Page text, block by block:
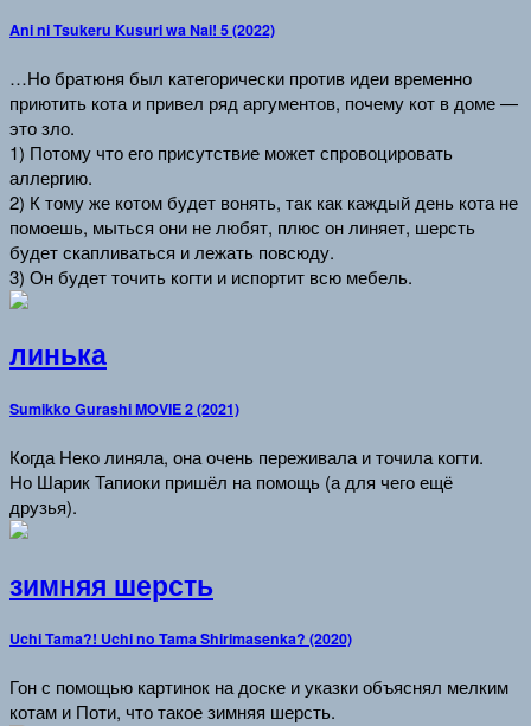
Ani ni Tsukeru Kusuri wa Nai! 5 (2022)
…Но братюня был категорически против идеи временно
приютить кота и привел ряд аргументов, почему кот в доме —
это зло.
1) Потому что его присутствие может спровоцировать
аллергию.
2) К тому же котом будет вонять, так как каждый день кота не
помоешь, мыться они не любят, плюс он линяет, шерсть
будет скапливаться и лежать повсюду.
3) Он будет точить когти и испортит всю мебель.
линька
Sumikko Gurashi MOVIE 2 (2021)
Когда Неко линяла, она очень переживала и точила когти.
Но Шарик Тапиоки пришёл на помощь (а для чего ещё
друзья).
зимняя шерсть
Uchi Tama?! Uchi no Tama Shirimasenka? (2020)
Гон с помощью картинок на доске и указки объяснял мелким
котам и Поти, что такое зимняя шерсть.